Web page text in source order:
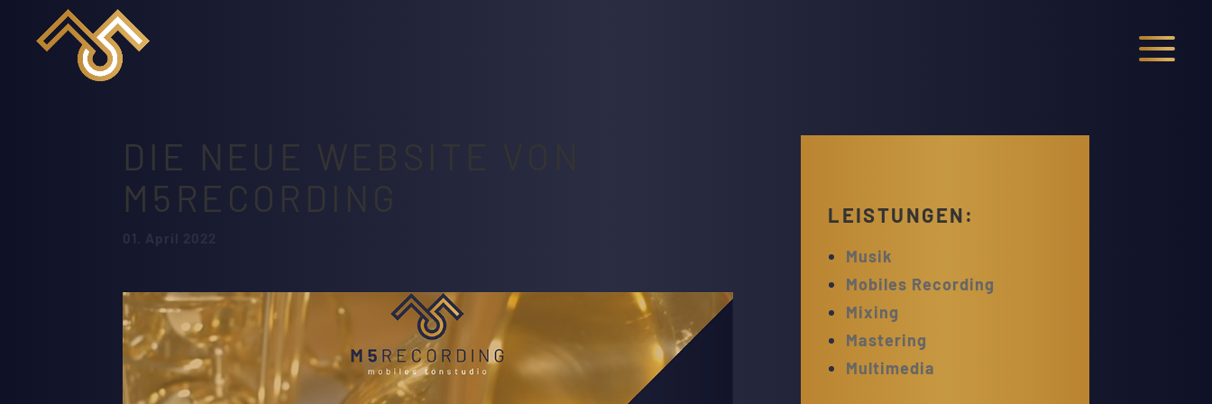
DIE NEUE WEBSITE VON
M5RECORDING
LEISTUNGEN:
Musik
Mobiles Recording
Mixing
Mastering
Multimedia
LEISTUNGEN
MASTERING
MULTIMEDIA
REFERENZEN